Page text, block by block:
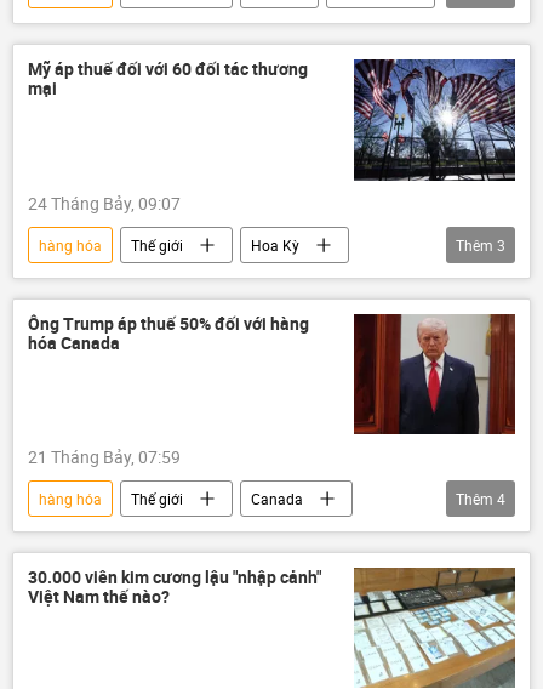
Châu Âu
thuế
Kinh tế
Báo chí thế giới
Mỹ áp thuế đối với 60 đối tác thương
mại
24 Tháng Bảy, 09:07
hàng hóa Thế giới
Hoa Kỳ
thương mại
thuế Donald Trump
Thêm 3
Ông Trump áp thuế 50% đối với hàng
hóa Canada
21 Tháng Bảy, 07:59
hàng hóa Thế giới
Canada
Hoa Kỳ
Donald Trump
thuế
Mexico
Thêm 4
30.000 viên kim cương lậu "nhập cảnh"
Việt Nam thế nào?